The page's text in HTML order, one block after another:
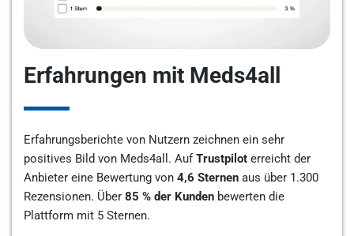
Erfahrungen mit Meds4all
Erfahrungsberichte von Nutzern zeichnen ein sehr
positives Bild von Meds4all. AufTrustpilot erreicht der
Anbieter eine Bewertung von 4,6 Sternen aus über 1.300
Rezensionen. Über 85 % der Kunden bewerten die
Plattform mit 5 Sternen.